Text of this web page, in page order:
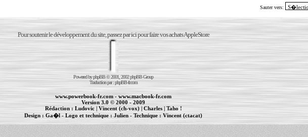
Sauter vers:
Pour soutenir le développement du site, passez par ici pour faire vos achats AppleStore
Powered byphpBB© 2001, 2002 phpBB Group
Traduction par :phpBB-fr.com
www.powerbook-fr.com-www.macbook-fr.com
Version 3.0 © 2000 - 2009
Rédaction : Ludovic|Vincent (ch-vox)| Charles|Taho !
Design : Ga�l - Logo et technique :Julien - Technique : Vincent (ctacat)
Informations : PowerBook | Maintenance Apple et Macintosh à Toulouse | cr�ation de sites Internet